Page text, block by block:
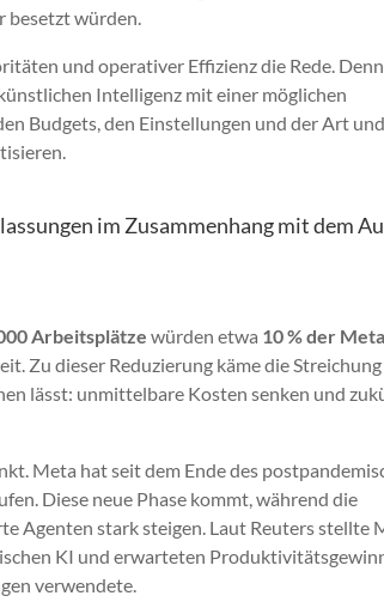
besetzt würden.
und operativer Effizienz die Rede.
Intelligenz mit einer möglichen
Budgets, den Einstellungen und der Art und
im Zusammenhang mit dem
Arbeitsplätze würden etwa 10 % der
Zu dieser Reduzierung käme die
lässt: unmittelbare Kosten senken und
Meta hat seit dem Ende des
Diese neue Phase kommt, während die
Agenten stark steigen. Laut Reuters stellte
KI und erwarteten
verwendete.